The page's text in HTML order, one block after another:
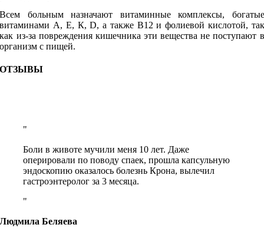
Всем больным назначают витаминные комплексы, богатые
витаминами А, Е, К, D, а также В12 и фолиевой кислотой, так
как из-за повреждения кишечника эти вещества не поступают в
организм с пищей.
ОТЗЫВЫ
Боли в животе мучили меня 10 лет. Даже
оперировали по поводу спаек, прошла капсульную
эндоскопию оказалось болезнь Крона, вылечил
гастроэнтеролог за 3 месяца.
Людмила Беляева